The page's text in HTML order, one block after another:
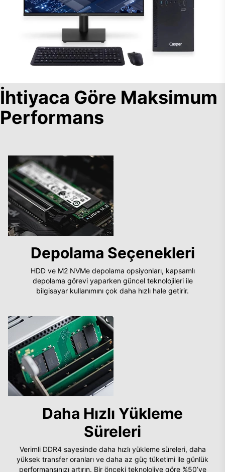
İhtiyaca Göre Maksimum
Performans
Depolama Seçenekleri
HDD ve M2 NVMe depolama opsiyonları, kapsamlı
depolama görevi yaparken güncel teknolojileri ile
bilgisayar kullanımını çok daha hızlı hale getirir.
Daha Hızlı Yükleme
Süreleri
Verimli DDR4 sayesinde daha hızlı yükleme süreleri, daha
yüksek transfer oranları ve daha az güç tüketimi ile günlük
performansınızı artırın. Bir önceki teknolojiye göre %50’ye